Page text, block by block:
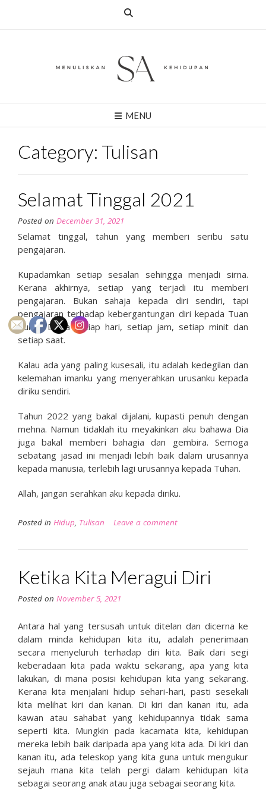
MENU
Category: Tulisan
Selamat Tinggal 2021
Posted on December 31, 2021
Selamat tinggal, tahun yang memberi seribu satu
pengajaran.
Kupadamkan setiap sesalan sehingga menjadi sirna.
Kerana akhirnya, setiap yang terjadi itu memberi
pengajaran. Bukan sahaja kepada diri sendiri, tapi
pengajaran terhadap kebergantungan diri kepada Tuan
Punya Dunia setiap hari, setiap jam, setiap minit dan
setiap saat.
Kalau ada yang paling kusesali, itu adalah kedegilan dan
kelemahan imanku yang menyerahkan urusanku kepada
diriku sendiri.
Tahun 2022 yang bakal dijalani, kupasti penuh dengan
mehna. Namun tidaklah itu meyakinkan aku bahawa Dia
juga bakal memberi bahagia dan gembira. Semoga
sebatang jasad ini menjadi lebih baik dalam urusannya
kepada manusia, terlebih lagi urusannya kepada Tuhan.
Allah, jangan serahkan aku kepada diriku.
Posted in Hidup, Tulisan Leave a comment
Ketika Kita Meragui Diri
Posted on November 5, 2021
Antara hal yang tersusah untuk ditelan dan dicerna ke
dalam minda kehidupan kita itu, adalah penerimaan
secara menyeluruh terhadap diri kita. Baik dari segi
keberadaan kita pada waktu sekarang, apa yang kita
lakukan, di mana posisi kehidupan kita yang sekarang.
Kerana kita menjalani hidup sehari-hari, pasti sesekali
kita melihat kiri dan kanan. Di kiri dan kanan itu, ada
kawan atau sahabat yang kehidupannya tidak sama
seperti kita. Mungkin pada kacamata kita, kehidupan
mereka lebih baik daripada apa yang kita ada. Di kiri dan
kanan itu, ada teleskop yang kita guna untuk mengukur
sejauh mana kita telah pergi dalam kehidupan kita
sebagai seorang anak atau juga sebagai seorang kita.